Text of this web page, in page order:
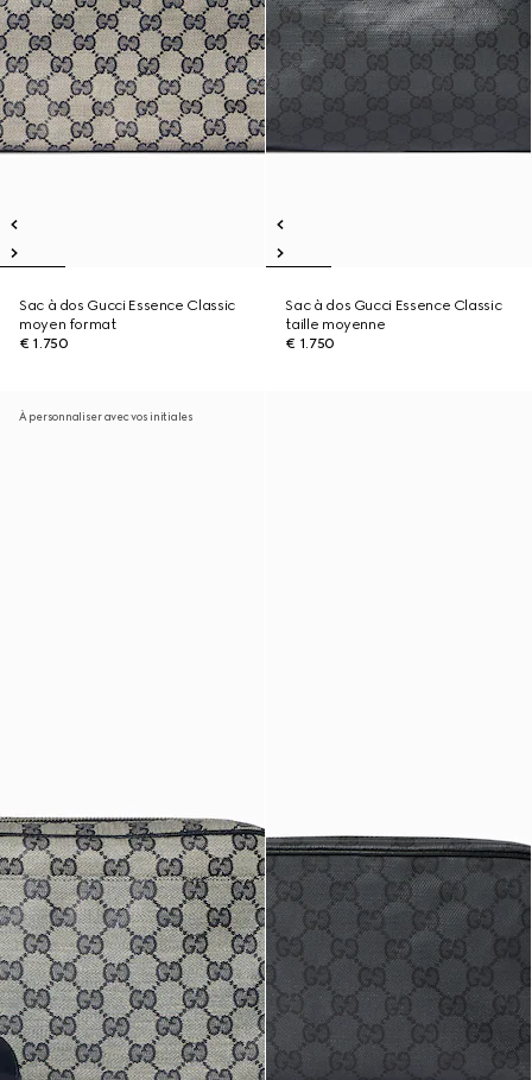
Sac à dos Gucci Essence Classic
moyen format
€ 1.750
Sac à dos Gucci Essence Classic
taille moyenne
€ 1.750
À personnaliser avec vos initiales